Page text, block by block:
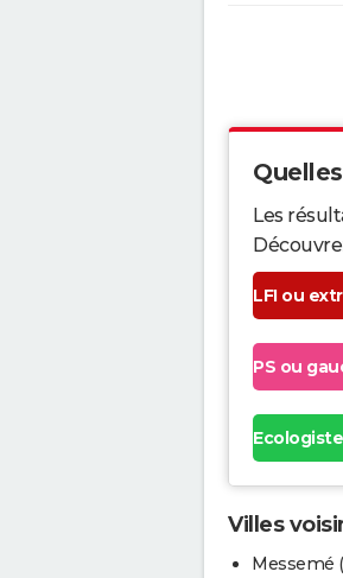
Les
LFI ou
PS ou
Ecologiste
Villes
Messemé